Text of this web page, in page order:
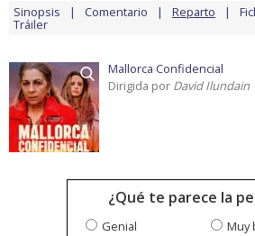
Sinopsis Comentario Reparto
Tráiler
Mallorca Confidencial
Dirigida por David Ilundain
¿Qué te parece la
Genial
Muy